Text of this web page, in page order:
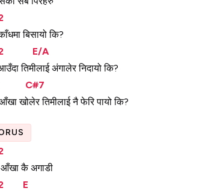
बिसायो कि?
E/A
तिमीलाई अंगालेर निदायो कि?
C#7
खोलेर तिमीलाई नै फेरि पायो कि?
आँखा कै अगाडी
E